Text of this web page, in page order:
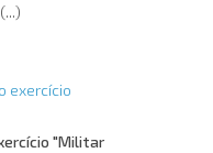
"Militar